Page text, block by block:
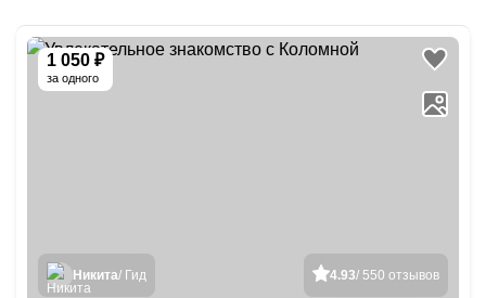
1 050 ₽
за одного
4.93/ 550 отзывов
Никита/ Гид